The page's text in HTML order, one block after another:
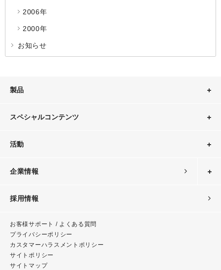
2006年
2000年
お知らせ
製品
スペシャルコンテンツ
活動
企業情報
採用情報
お客様サポート / よくある質問
プライバシーポリシー
カスタマーハラスメント ポリシー
サイトポリシー
サイトマップ